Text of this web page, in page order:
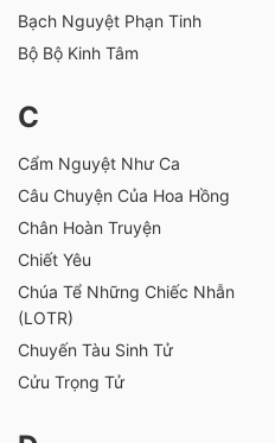
Bạch Nguyệt Phạn Tinh
Bộ Bộ Kinh Tâm
C
Cẩm Nguyệt Như Ca
Câu Chuyện Của Hoa Hồng
Chân Hoàn Truyện
Chiết Yêu
Chúa Tể Những Chiếc Nhẫn
(LOTR)
Chuyến Tàu Sinh Tử
Cửu Trọng Tử